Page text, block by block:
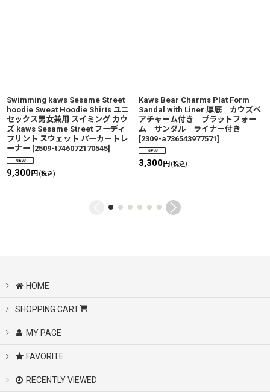
Swimming kaws Sesame Street
hoodie Sweat Hoodie Shirts ユニ
セックス男女兼用 スイミング カウ
ズ kaws Sesame Street フーディ
プリント スウェット パーカートレ
ーナー [2509-t746072170545]
9,300円 (税込)
Kaws Bear Charms Plat Form
Sandal with Liner 厚底 カウズベ
アチャーム付き プラットフォー
ム サンダル ライナー付き
[2309-a736543977571]
3,300円 (税込)
HOME
SHOPPING CART
MY PAGE
FAVORITE
RECENTLY VIEWED